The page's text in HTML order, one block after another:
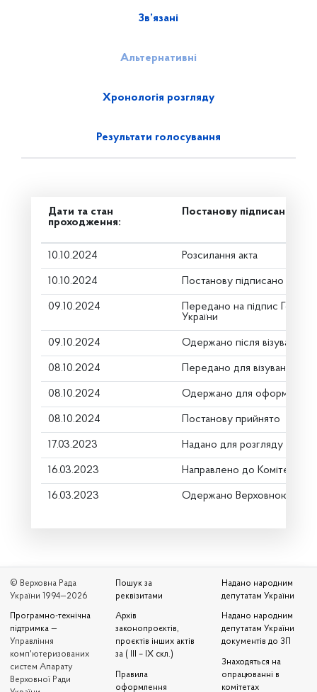
Зв’язані
Альтернативні
Хронологія розгляду
Результати голосування
Дати та стан
проходження:
Постанову підписано
10.10.2024 Розсилання акта
10.10.2024 Постанову підписано
09.10.2024
Передано на підпис Голові
України
09.10.2024 Одержано після візування
08.10.2024 Передано для візування в
08.10.2024 Одержано для оформлення
08.10.2024 Постанову прийнято
17.03.2023 Надано для розгляду
16.03.2023 Направлено до Комітету
16.03.2023 Одержано Верховною
© Верховна Рада
України 1994—2026
Програмно-технічна
підтримка —
Управління
комп'ютеризованих
систем Апарату
Верховної Ради
Пошук за
реквізитами
Архів
законопроєктів,
проєктів інших актів
за ( III – IX скл.)
Правила
оформлення
Надано народним
депутатам України
Надано народним
депутатам України
документів до ЗП
Знаходяться на
опрацюванні в
комітетах